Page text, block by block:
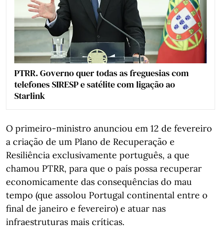
PTRR. Governo quer todas as freguesias com
telefones SIRESP e satélite com ligação ao
Starlink
O primeiro-ministro anunciou em 12 de fevereiro
a criação de um Plano de Recuperação e
Resiliência exclusivamente português, a que
chamou PTRR, para que o país possa recuperar
economicamente das consequências do mau
tempo (que assolou Portugal continental entre o
final de janeiro e fevereiro) e atuar nas
infraestruturas mais críticas.